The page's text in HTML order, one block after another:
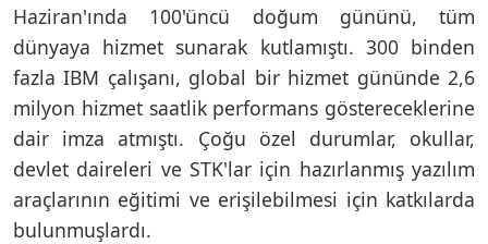
Haziran'ında 100'üncü doğum gününü, tüm
dünyaya hizmet sunarak kutlamıştı. 300 binden
fazla IBM çalışanı, global bir hizmet gününde 2,6
milyon hizmet saatlik performans göstereceklerine
dair imza atmıştı. Çoğu özel durumlar, okullar,
devlet daireleri ve STK'lar için hazırlanmış yazılım
araçlarının eğitimi ve erişilebilmesi için katkılarda
bulunmuşlardı.